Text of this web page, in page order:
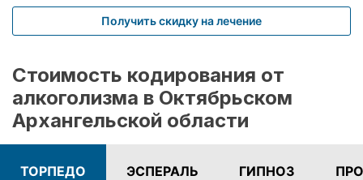
несколько начальных эффективных методик
для меня. Я завязал с приемом спиртных
конечно не обошлось.). На учете нигде не
состою. И вот срок кодировки уже прошел,
но я пить не хочу совсем. Я отказался от
употребления алкоголя навсегда. Спасибо!
Получить скидку на лечение
Стоимость кодирования от
алкоголизма в Октябрьском
Архангельской области
ТОРПЕДО ЭСПЕРАЛЬ ГИПНОЗ